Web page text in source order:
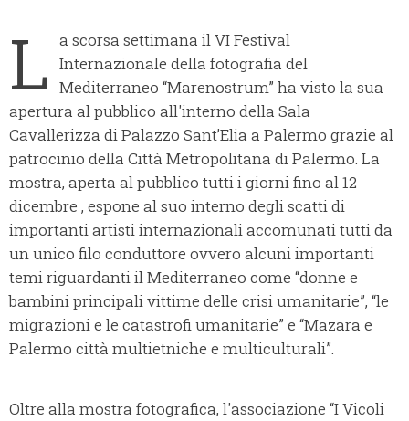
L a scorsa settimana il VI Festival
Internazionale della fotografia del
Mediterraneo “Marenostrum” ha visto la sua
apertura al pubblico all'interno della Sala
Cavallerizza di Palazzo Sant’Elia a Palermo grazie al
patrocinio della Città Metropolitana di Palermo. La
mostra, aperta al pubblico tutti i giorni fino al 12
dicembre , espone al suo interno degli scatti di
importanti artisti internazionali accomunati tutti da
un unico filo conduttore ovvero alcuni importanti
temi riguardanti il Mediterraneo come “donne e
bambini principali vittime delle crisi umanitarie”, “le
migrazioni e le catastrofi umanitarie” e “Mazara e
Palermo città multietniche e multiculturali”.
Oltre alla mostra fotografica, l'associazione “I Vicoli